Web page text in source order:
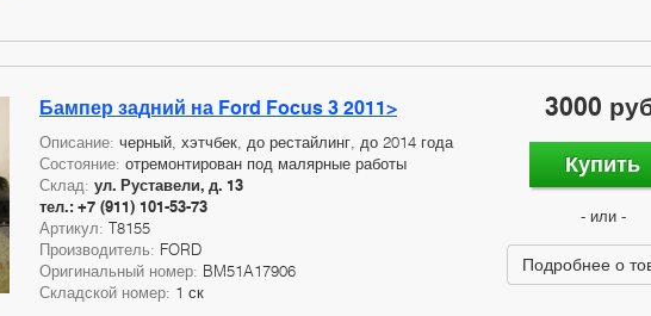
Бампер задний на Ford Focus 3 2011>
Описание: черный, хэтчбек, до рестайлинг, до 2014 года
Состояние: отремонтирован под малярные работы
Склад: ул. Руставели, д. 13
тел.: +7 (911) 101-53-73
Артикул: T8155
Производитель: FORD
Оригинальный номер: BM51A17906
Складской номер: 1 ск
3000
Купить
- или -
Подробнее о